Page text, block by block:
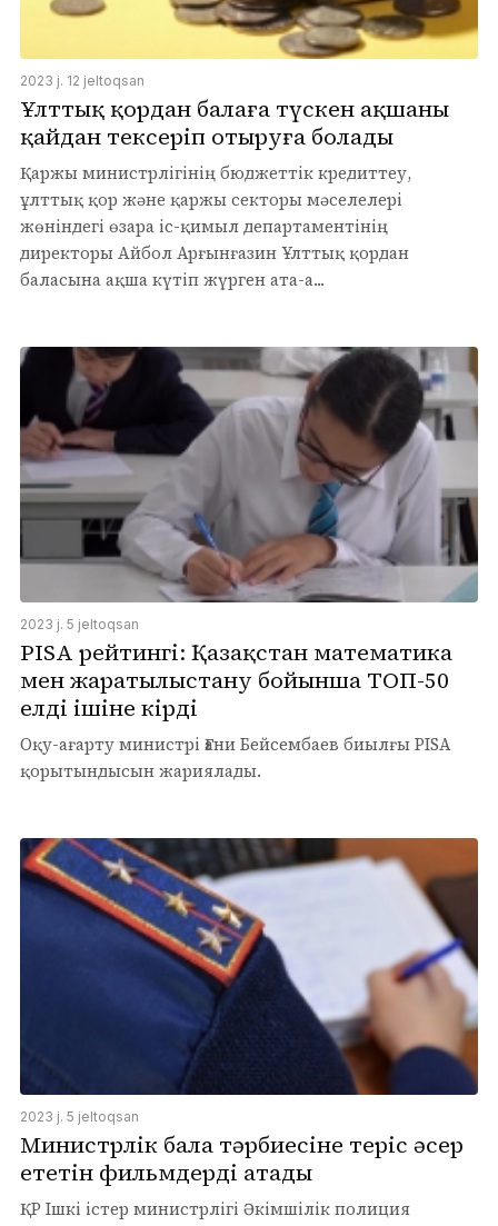
2023 j. 12 jeltoqsan
Ұлттық қордан балаға түскен ақшаны
қайдан тексеріп отыруға болады
Қаржы министрлігінің бюджеттік кредиттеу,
ұлттық қор және қаржы секторы мәселелері
жөніндегі өзара іс-қимыл департаментінің
директоры Айбол Арғынғазин Ұлттық қордан
баласына ақша күтіп жүрген ата-а...
2023 j. 5 jeltoqsan
PISA рейтингі: Қазақстан математика
мен жаратылыстану бойынша ТОП-50
елдің ішіне кірді
Оқу-ағарту министрі Ғани Бейсембаев биылғы PISA
қорытындысын жариялады.
2023 j. 5 jeltoqsan
Министрлік бала тәрбиесіне теріс әсер
ететін фильмдерді атады
ҚР Ішкі істер министрлігі Әкімшілік полиция